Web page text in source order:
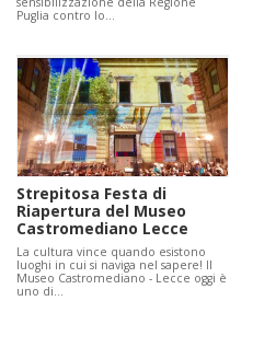
Puglia contro lo…
Strepitosa Festa di
Riapertura del Museo
Castromediano Lecce
La cultura vince quando esistono
luoghi in cui si naviga nel sapere! Il
Museo Castromediano - Lecce oggi è
uno di…